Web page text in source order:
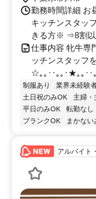
勤務時間詳細 お
キッチンスタッ
きる方※ ⇒8割以
仕事内容 牝牛専
ッチンスタッフ
☆｡｡･･｡｡･★｡｡･･
制服あり 業界未経験
土日祝のみOK
主婦・
平日のみOK
転勤なし
ブランクOK
まかない
アルバイト